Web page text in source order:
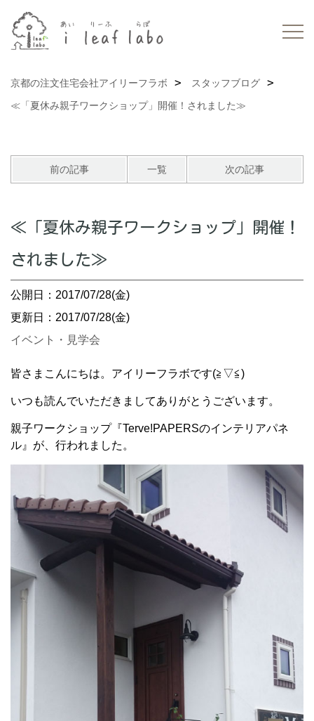
京都の注文住宅会社アイリーフラボ
スタッフブログ
≪「夏休み親子ワークショップ」開催！されました≫
前の記事 一覧 次の記事
≪「夏休み親子ワークショップ」開催！
されました≫
公開日：2017/07/28(金)
更新日：2017/07/28(金)
イベント・見学会
皆さまこんにちは。アイリーフラボです(≧▽≦)
いつも読んでいただきましてありがとうございます。
親子ワークショップ『Terve!PAPERSのインテリアパネ
ル』が、行われました。